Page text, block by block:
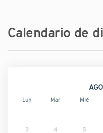
Calendario de
Lun Mar Mié
3 4 5